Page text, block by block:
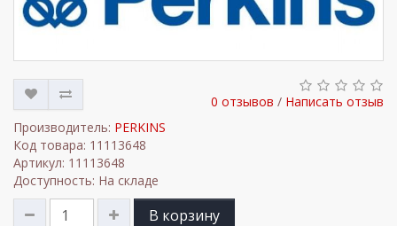
0 отзывов / Написать отзыв
Производитель: PERKINS
Код товара: 11113648
Артикул: 11113648
Доступность: На складе
В корзину